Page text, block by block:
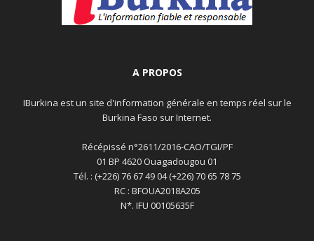
A PROPOS
IBurkina est un site d'information générale en temps réel sur le
Burkina Faso sur Internet.
Récépissé n°2611/2016-CAO/TGI/PF
01 BP 4620 Ouagadougou 01
Tél. : (+226) 76 67 49 04 (+226) 70 65 78 75
RC : BFOUA2018A205
N*. IFU 00105635F